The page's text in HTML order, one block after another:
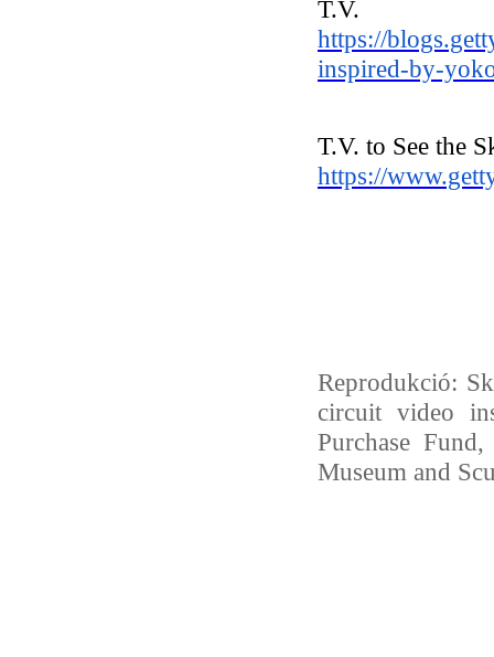
T.V.
https://
inspired-by-
T.V. to See the
https://
Reprodukció:
circuit video
Purchase
Museum and